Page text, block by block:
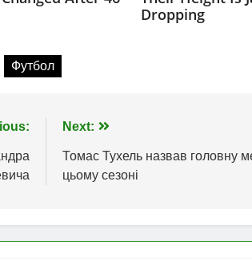
Футбол
Next:
Томас Тухель назвав головну
цьому сезоні